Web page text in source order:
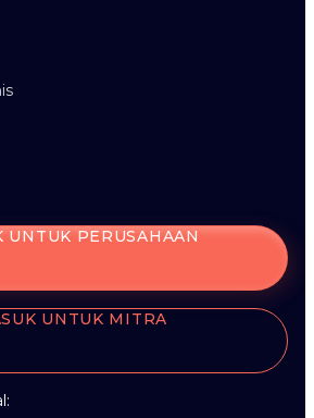
UNTUK PERUSAHAAN
UNTUK MITRA